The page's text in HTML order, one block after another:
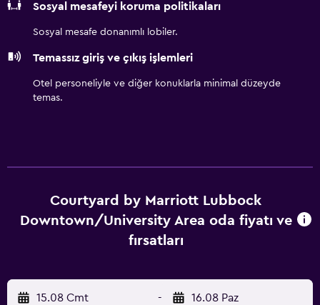
uzaklıktadır.
Sosyal mesafeyi koruma politikaları
Sosyal mesafe donanımlı lobiler.
Temassız giriş ve çıkış işlemleri
Otel personeliyle ve diğer konuklarla minimal düzeyde
temas.
Courtyard by Marriott Lubbock
Downtown/University Area oda fiyatı ve
fırsatları
15.08 Cmt - 16.08 Paz